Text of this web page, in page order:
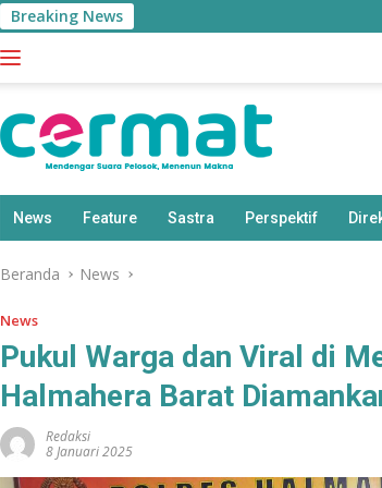
Breaking News
News Feature Sastra Perspektif
Beranda News
News
Pukul Warga dan Viral di
Halmahera Barat
Redaksi
8 Januari 2025